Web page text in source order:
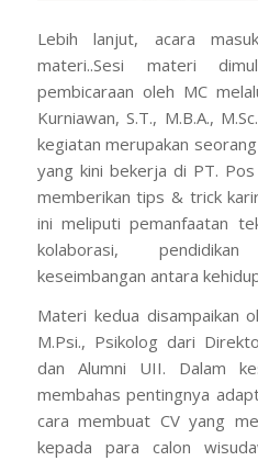
Lebih lanjut, acara
materi..Sesi materi
pembicaraan oleh MC
Kurniawan, S.T., M.B.A.,
kegiatan merupakan
yang kini bekerja di PT.
memberikan tips & trick
ini meliputi pemanfaatan
kolaborasi,
keseimbangan antara
Materi kedua disampaikan
M.Psi., Psikolog dari
dan Alumni UII. Dalam
membahas pentingnya
cara membuat CV yang
kepada para calon